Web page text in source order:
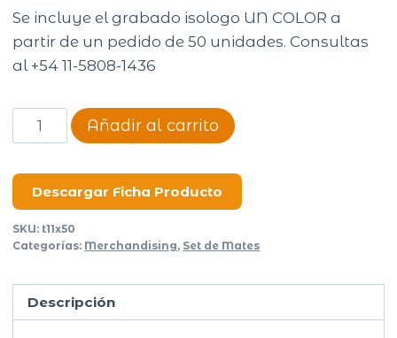
Se incluye el grabado isologo UN COLOR a
partir de un pedido de 50 unidades. Consultas
al +54 11-5808-1436
Bombilla
acero
Pala
cantidad
Añadir al carrito
Descargar Ficha Producto
SKU: t11x50
Categorías: Merchandising, Set de Mates
Descripción